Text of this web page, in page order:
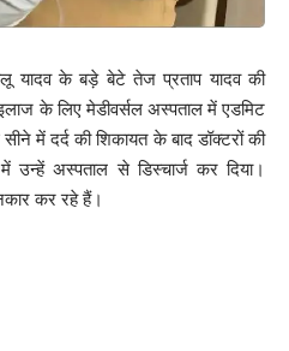
यादव के बड़े बेटे तेज प्रताप यादव की
के लिए मेडीवर्सल अस्पताल में एडमिट
में दर्द की शिकायत के बाद डॉक्टरों की
अस्पताल से डिस्चार्ज कर दिया।
कर रहे हैं।